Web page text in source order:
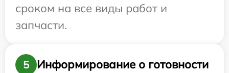
сроком на все виды работ и
запчасти.
5
Информирование о готовности